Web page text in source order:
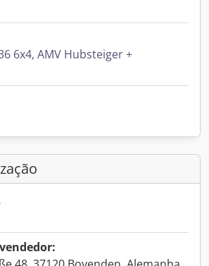
6x4, AMV Hubsteiger +